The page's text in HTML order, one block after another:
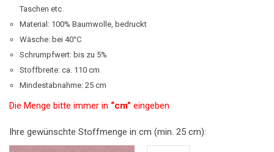
Taschen etc.
Material: 100% Baumwolle, bedruckt
Wäsche: bei 40°C
Schrumpfwert: bis zu 5%
Stoffbreite: ca. 110 cm
Mindestabnahme: 25 cm
Die Menge bitte immer in “cm” eingeben
Ihre gewünschte Stoffmenge in cm (min. 25 cm):